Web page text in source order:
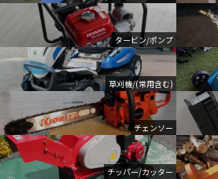
タービン/ポンプ
草刈機/(常用含む)
チェンソー
チッパー/カッター